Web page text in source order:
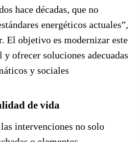
hace décadas, que no
energéticos actuales”,
El objetivo es modernizar este
y ofrecer soluciones adecuadas
y sociales
de vida
intervenciones no solo